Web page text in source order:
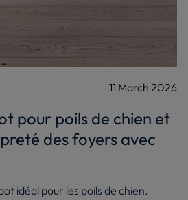
11 March 2026
pour poils de chien et
des foyers avec
idéal pour les poils de chien.